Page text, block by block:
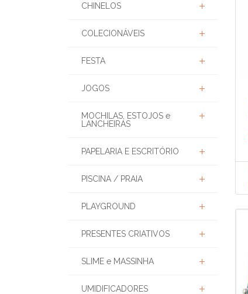
CHINELOS
COLECIONÁVEIS
FESTA
JOGOS
MOCHILAS, ESTOJOS e
LANCHEIRAS
PAPELARIA E ESCRITÓRIO
PISCINA / PRAIA
PLAYGROUND
PRESENTES CRIATIVOS
SLIME e MASSINHA
UMIDIFICADORES